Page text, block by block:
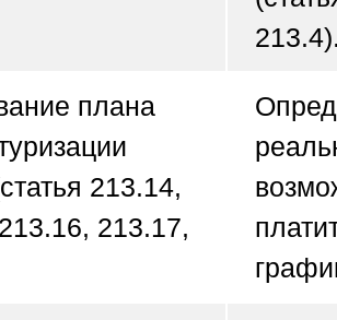
плана
213.14,
213.17,